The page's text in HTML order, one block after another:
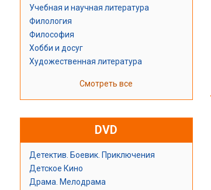
Учебная и научная литература
Филология
Философия
Хобби и досуг
Художественная литература
Смотреть все
DVD
Детектив. Боевик. Приключения
Детское Кино
Драма. Мелодрама